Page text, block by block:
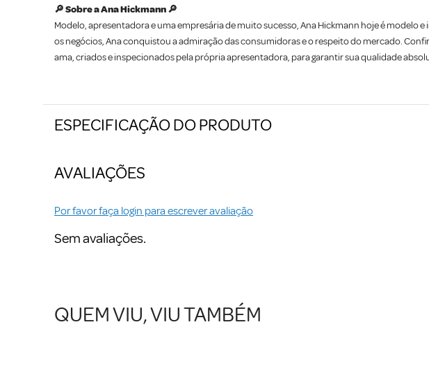
🔎 Sobre a Ana Hickmann 🔎
Modelo, apresentadora e uma empresária de muito sucesso, Ana Hickmann hoje é modelo
os negócios, Ana conquistou a admiração das consumidoras e o respeito do mercado.
ama, criados e inspecionados pela própria apresentadora, para garantir sua qualidade
ESPECIFICAÇÃO DO PRODUTO
AVALIAÇÕES
Por favor faça login para escrever avaliação
Sem avaliações.
QUEM VIU, VIU TAMBÉM